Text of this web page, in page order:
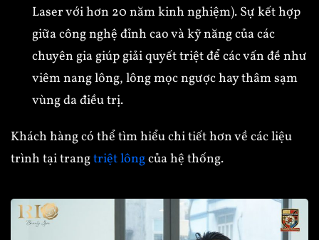
Laser với hơn 20 năm kinh nghiệm). Sự kết hợp
giữa công nghệ đỉnh cao và kỹ năng của các
chuyên gia giúp giải quyết triệt để các vấn đề như
viêm nang lông, lông mọc ngược hay thâm sạm
vùng da điều trị.
Khách hàng có thể tìm hiểu chi tiết hơn về các liệu
trình tại trangtriệt lôngcủa hệ thống.